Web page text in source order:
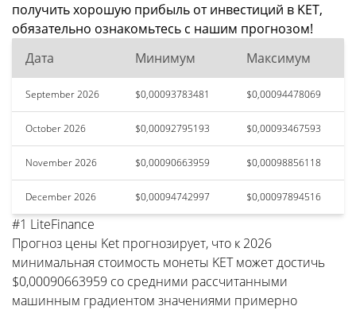
получить хорошую прибыль от инвестиций в KET,
обязательно ознакомьтесь с нашим прогнозом!
Дата
Минимум Максимум
September 2026 $0,00093783481 $0,00094478069
October 2026 $0,00092795193 $0,00093467593
November 2026 $0,00090663959 $0,00098856118
December 2026 $0,00094742997 $0,00097894516
#1 LiteFinance
Прогноз цены Ket прогнозирует, что к 2026
минимальная стоимость монеты KET может достичь
$0,00090663959 со средними рассчитанными
машинным градиентом значениями примерно